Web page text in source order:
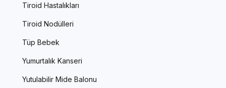
Tiroid Hastalıkları
Tiroid Nodülleri
Tüp Bebek
Yumurtalık Kanseri
Yutulabilir Mide Balonu